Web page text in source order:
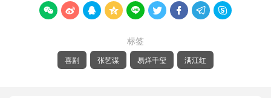
        
标签
喜剧 张艺谋 易烊千玺 满江红